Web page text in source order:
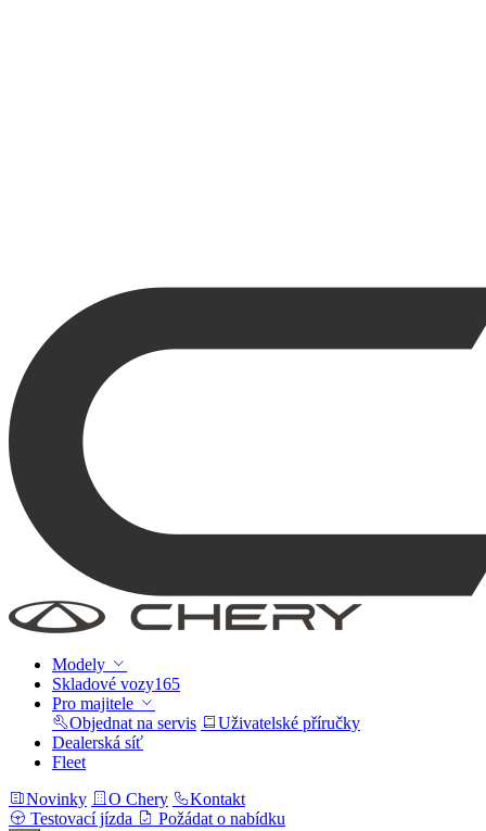
Modely
Skladové vozy165
Pro majitele
Objednat na servis
Uživatelské příručky
Dealerská síť
Fleet
Novinky
O Chery
Kontakt
Testovací jízda
Požádat o nabídku